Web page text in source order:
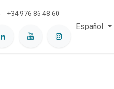
+34 976 86 48 60
Español